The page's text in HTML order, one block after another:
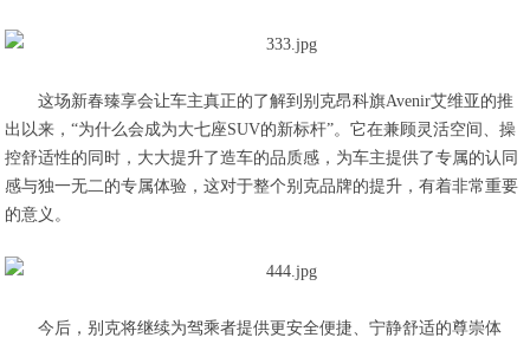
这场新春臻享会让车主真正的了解到别克昂科旗Avenir艾维亚的推
出以来，“为什么会成为大七座SUV的新标杆”。它在兼顾灵活空间、操
控舒适性的同时，大大提升了造车的品质感，为车主提供了专属的认同
感与独一无二的专属体验，这对于整个别克品牌的提升，有着非常重要
的意义。
今后，别克将继续为驾乘者提供更安全便捷、宁静舒适的尊崇体